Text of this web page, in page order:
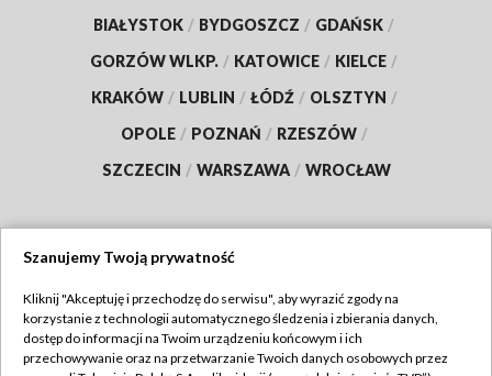
BIAŁYSTOK / BYDGOSZCZ / GDAŃSK /
GORZÓW WLKP. / KATOWICE / KIELCE /
KRAKÓW / LUBLIN / ŁÓDŹ / OLSZTYN /
OPOLE / POZNAŃ / RZESZÓW /
SZCZECIN / WARSZAWA / WROCŁAW
TVP
Abonament TVP
Regulamin TVP
Szanujemy Twoją prywatność
Kliknij "Akceptuję i przechodzę do serwisu", aby wyrazić zgody na
korzystanie z technologii automatycznego śledzenia i zbierania danych,
dostęp do informacji na Twoim urządzeniu końcowym i ich
przechowywanie oraz na przetwarzanie Twoich danych osobowych przez